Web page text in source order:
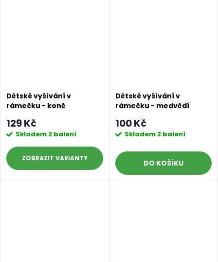
Dětské vyšívání v
rámečku - koně
129 Kč
Skladem 2 balení
ZOBRAZIT
Dětské vyšívání v
rámečku - medvědí
100 Kč
Skladem 2 balení
DO KOŠÍKU